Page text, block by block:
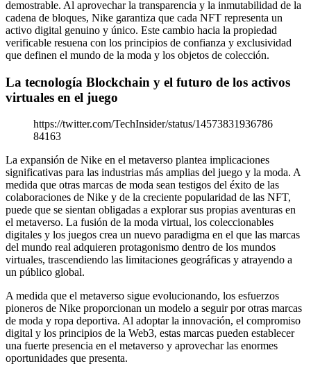
demostrable. Al aprovechar la transparencia y la inmutabilidad de la
cadena de bloques, Nike garantiza que cada NFT representa un
activo digital genuino y único. Este cambio hacia la propiedad
verificable resuena con los principios de confianza y exclusividad
que definen el mundo de la moda y los objetos de colección.
La tecnología Blockchain y el futuro de los activos
virtuales en el juego
https://twitter.com/TechInsider/status/14573831936786
84163
La expansión de Nike en el metaverso plantea implicaciones
significativas para las industrias más amplias del juego y la moda. A
medida que otras marcas de moda sean testigos del éxito de las
colaboraciones de Nike y de la creciente popularidad de las NFT,
puede que se sientan obligadas a explorar sus propias aventuras en
el metaverso. La fusión de la moda virtual, los coleccionables
digitales y los juegos crea un nuevo paradigma en el que las marcas
del mundo real adquieren protagonismo dentro de los mundos
virtuales, trascendiendo las limitaciones geográficas y atrayendo a
un público global.
A medida que el metaverso sigue evolucionando, los esfuerzos
pioneros de Nike proporcionan un modelo a seguir por otras marcas
de moda y ropa deportiva. Al adoptar la innovación, el compromiso
digital y los principios de la Web3, estas marcas pueden establecer
una fuerte presencia en el metaverso y aprovechar las enormes
oportunidades que presenta.